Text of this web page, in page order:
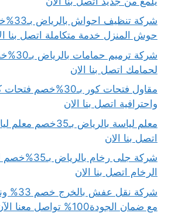
شركة
حوش المنزل خدمة متكاملة اتصل بنا
شركة
لحمامك اتصل بنا الان
مقاول فتحات كور
واحترافية اتصل بنا الان
معلم لياسة بالرياض
اتصل بنا الان
شركة جلى رخام
الرخام اتصل بنا الان
شركة نقل
مع ضمان الجودة100% تواصل معنا الآن